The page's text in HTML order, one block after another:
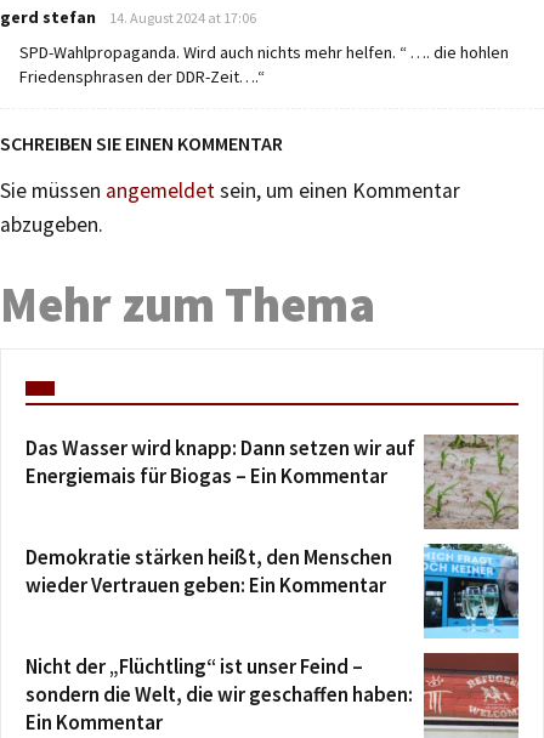
gerd stefan says:
14. August 2024 at 17:06
SPD-Wahlpropaganda. Wird auch nichts mehr helfen. “ …. die hohlen
Friedensphrasen der DDR-Zeit….“
SCHREIBEN SIE EINEN KOMMENTAR
Sie müssen angemeldetsein, um einen Kommentar
abzugeben.
Mehr zum Thema
Das Wasser wird knapp: Dann setzen wir auf
Energiemais für Biogas – Ein Kommentar
Demokratie stärken heißt, den Menschen
wieder Vertrauen geben: Ein Kommentar
Nicht der „Flüchtling“ ist unser Feind –
sondern die Welt, die wir geschaffen haben:
Ein Kommentar